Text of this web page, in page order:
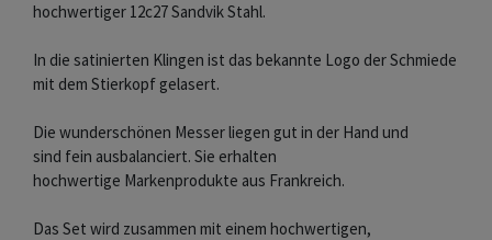
hochwertiger 12c27 Sandvik Stahl.
In die satinierten Klingen ist das bekannte Logo der Schmiede
mit dem Stierkopf gelasert.
Die wunderschönen Messer liegen gut in der Hand und
sind fein ausbalanciert. Sie erhalten
hochwertige Markenprodukte aus Frankreich.
Das Set wird zusammen mit einem hochwertigen,